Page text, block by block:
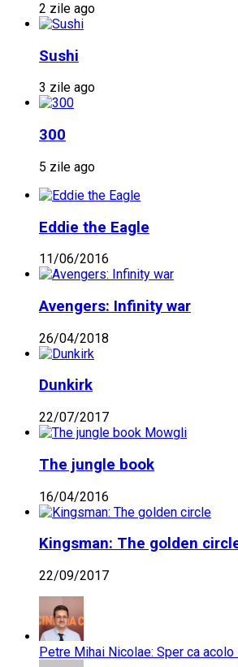
2 zile ago
Sushi
3 zile ago
300
5 zile ago
Eddie the Eagle
11/06/2016
Avengers: Infinity war
26/04/2018
Dunkirk
22/07/2017
The jungle book
16/04/2016
Kingsman: The golden
22/09/2017
Petre Mihai Nicolae: Sper ca